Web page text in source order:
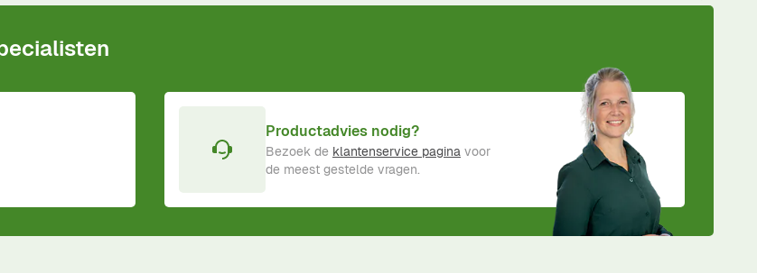
Productadvies nodig?
Bezoek de klantenservice pagina voor
de meest gestelde vragen.